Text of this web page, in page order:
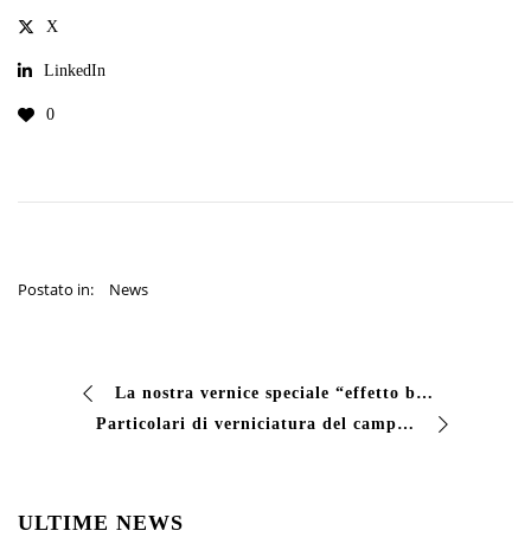
X
LinkedIn
0
Postato in: News
La nostra vernice speciale “effetto bronzo” per oggettistica interna (serie EHG2).
Particolari di verniciatura del campo pratica al Golf Club Folgaria (TN) con nostra BASE ACRILICA colore rosso mattone.
ULTIME NEWS